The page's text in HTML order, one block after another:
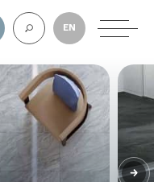
VỀ CHÚNG
EN
THIẾT KẾ